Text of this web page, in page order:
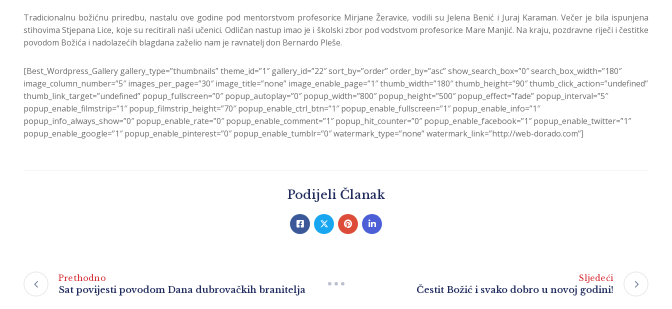
Tradicionalnu božićnu priredbu, nastalu ove godine pod mentorstvom profesorice Mirjane Žeravice, vodili su Jelena Benić i Juraj Karaman. Večer je bila ispunjena
stihovima Stjepana Lice, koje su recitirali naši učenici. Odličan nastup imao je i školski zbor pod vodstvom profesorice Mare Manjić. Na kraju, pozdravne riječi i čestitke
povodom Božića i nadolazećih blagdana zaželio nam je ravnatelj don Bernardo Pleše.
[Best_Wordpress_Gallery gallery_type=”thumbnails” theme_id=”1″ gallery_id=”22″ sort_by=”order” order_by=”asc” show_search_box=”0″ search_box_width=”180″
image_column_number=”5″ images_per_page=”30″ image_title=”none” image_enable_page=”1″ thumb_width=”180″ thumb_height=”90″ thumb_click_action=”undefined”
thumb_link_target=”undefined” popup_fullscreen=”0″ popup_autoplay=”0″ popup_width=”800″ popup_height=”500″ popup_effect=”fade” popup_interval=”5″
popup_enable_filmstrip=”1″ popup_filmstrip_height=”70″ popup_enable_ctrl_btn=”1″ popup_enable_fullscreen=”1″ popup_enable_info=”1″
popup_info_always_show=”0″ popup_enable_rate=”0″ popup_enable_comment=”1″ popup_hit_counter=”0″ popup_enable_facebook=”1″ popup_enable_twitter=”1″
popup_enable_google=”1″ popup_enable_pinterest=”0″ popup_enable_tumblr=”0″ watermark_type=”none” watermark_link=”http://web-dorado.com”]
Podijeli Članak
Prethodno
Sat povijesti povodom Dana dubrovačkih branitelja
Sljedeći
Čestit Božić i svako dobro u novoj godini!